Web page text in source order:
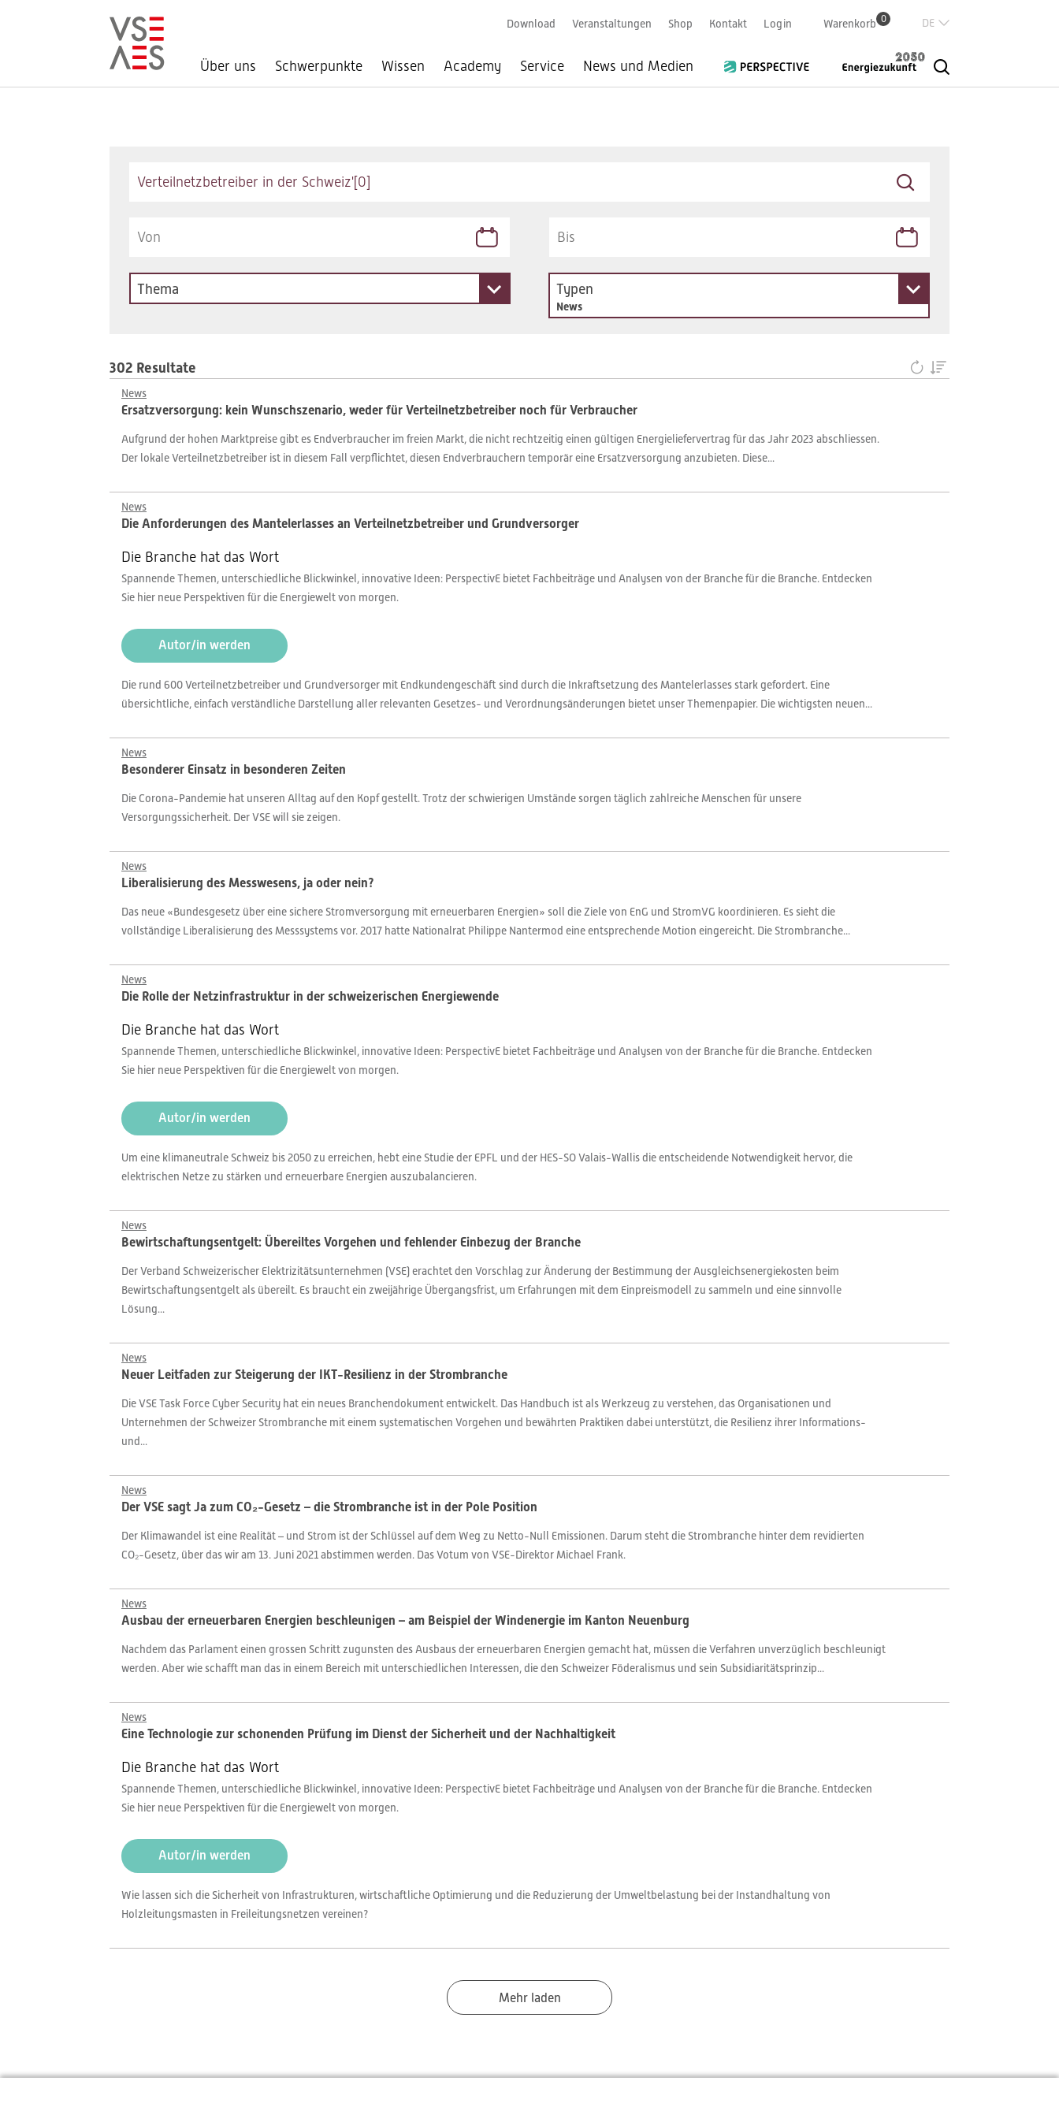
Über uns Schwerpunkte Wissen Academy Service News und Medien
Download Veranstaltungen Shop Kontakt Login Warenkorb 0
English
Thema Typen
News
302 Resultate
News
Ersatzversorgung: kein Wunschszenario, weder für Verteilnetzbetreiber noch für Verbraucher
Aufgrund der hohen Marktpreise gibt es Endverbraucher im freien Markt, die nicht rechtzeitig einen gültigen Energieliefervertrag für das Jahr 2023 abschliessen.
Der lokale Verteilnetzbetreiber ist in diesem Fall verpflichtet, diesen Endverbrauchern temporär eine Ersatzversorgung anzubieten. Diese...
News
Die Anforderungen des Mantelerlasses an Verteilnetzbetreiber und Grundversorger
Die Branche hat das Wort
Spannende Themen, unterschiedliche Blickwinkel, innovative Ideen: PerspectivE bietet Fachbeiträge und Analysen von der Branche für die Branche. Entdecken
Sie hier neue Perspektiven für die Energiewelt von morgen.
Autor/in werden
Die rund 600 Verteilnetzbetreiber und Grundversorger mit Endkundengeschäft sind durch die Inkraftsetzung des Mantelerlasses stark gefordert. Eine
übersichtliche, einfach verständliche Darstellung aller relevanten Gesetzes- und Verordnungsänderungen bietet unser Themenpapier. Die wichtigsten neuen...
News
Besonderer Einsatz in besonderen Zeiten
Die Corona-Pandemie hat unseren Alltag auf den Kopf gestellt. Trotz der schwierigen Umstände sorgen täglich zahlreiche Menschen für unsere
Versorgungssicherheit. Der VSE will sie zeigen.
News
Liberalisierung des Messwesens, ja oder nein?
Das neue «Bundesgesetz über eine sichere Stromversorgung mit erneuerbaren Energien» soll die Ziele von EnG und StromVG koordinieren. Es sieht die
vollständige Liberalisierung des Messsystems vor. 2017 hatte Nationalrat Philippe Nantermod eine entsprechende Motion eingereicht. Die Strombranche...
News
Die Rolle der Netzinfrastruktur in der schweizerischen Energiewende
Die Branche hat das Wort
Spannende Themen, unterschiedliche Blickwinkel, innovative Ideen: PerspectivE bietet Fachbeiträge und Analysen von der Branche für die Branche. Entdecken
Sie hier neue Perspektiven für die Energiewelt von morgen.
Autor/in werden
Um eine klimaneutrale Schweiz bis 2050 zu erreichen, hebt eine Studie der EPFL und der HES-SO Valais-Wallis die entscheidende Notwendigkeit hervor, die
elektrischen Netze zu stärken und erneuerbare Energien auszubalancieren.
News
Bewirtschaftungsentgelt: Übereiltes Vorgehen und fehlender Einbezug der Branche
Der Verband Schweizerischer Elektrizitätsunternehmen (VSE) erachtet den Vorschlag zur Änderung der Bestimmung der Ausgleichsenergiekosten beim
Bewirtschaftungsentgelt als übereilt. Es braucht ein zweijährige Übergangsfrist, um Erfahrungen mit dem Einpreismodell zu sammeln und eine sinnvolle
Lösung...
News
Neuer Leitfaden zur Steigerung der IKT-Resilienz in der Strombranche
Die VSE Task Force Cyber Security hat ein neues Branchendokument entwickelt. Das Handbuch ist als Werkzeug zu verstehen, das Organisationen und
Unternehmen der Schweizer Strombranche mit einem systematischen Vorgehen und bewährten Praktiken dabei unterstützt, die Resilienz ihrer Informations-
und...
News
Der VSE sagt Ja zum CO₂-Gesetz – die Strombranche ist in der Pole Position
Der Klimawandel ist eine Realität – und Strom ist der Schlüssel auf dem Weg zu Netto-Null Emissionen. Darum steht die Strombranche hinter dem revidierten
CO₂-Gesetz, über das wir am 13. Juni 2021 abstimmen werden. Das Votum von VSE-Direktor Michael Frank.
News
Ausbau der erneuerbaren Energien beschleunigen – am Beispiel der Windenergie im Kanton Neuenburg
Nachdem das Parlament einen grossen Schritt zugunsten des Ausbaus der erneuerbaren Energien gemacht hat, müssen die Verfahren unverzüglich beschleunigt
werden. Aber wie schafft man das in einem Bereich mit unterschiedlichen Interessen, die den Schweizer Föderalismus und sein Subsidiaritätsprinzip...
News
Eine Technologie zur schonenden Prüfung im Dienst der Sicherheit und der Nachhaltigkeit
Die Branche hat das Wort
Spannende Themen, unterschiedliche Blickwinkel, innovative Ideen: PerspectivE bietet Fachbeiträge und Analysen von der Branche für die Branche. Entdecken
Sie hier neue Perspektiven für die Energiewelt von morgen.
Autor/in werden
Wie lassen sich die Sicherheit von Infrastrukturen, wirtschaftliche Optimierung und die Reduzierung der Umweltbelastung bei der Instandhaltung von
Holzleitungsmasten in Freileitungsnetzen vereinen?
Mehr laden